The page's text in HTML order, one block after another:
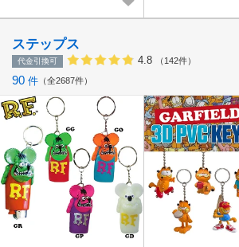
ステップス
代金引換可 4.8 （142件）
90 件 全2687件